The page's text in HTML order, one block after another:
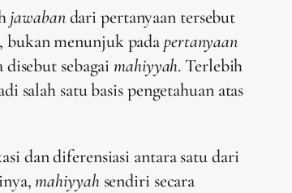
jawabandari pertanyaan tersebut
, bukan menunjuk padapertanyaan
disebut sebagaimahiyyah. Terlebih
salah satu basis pengetahuan atas
dan diferensiasi antara satu dari
mahiyyah sendiri secara